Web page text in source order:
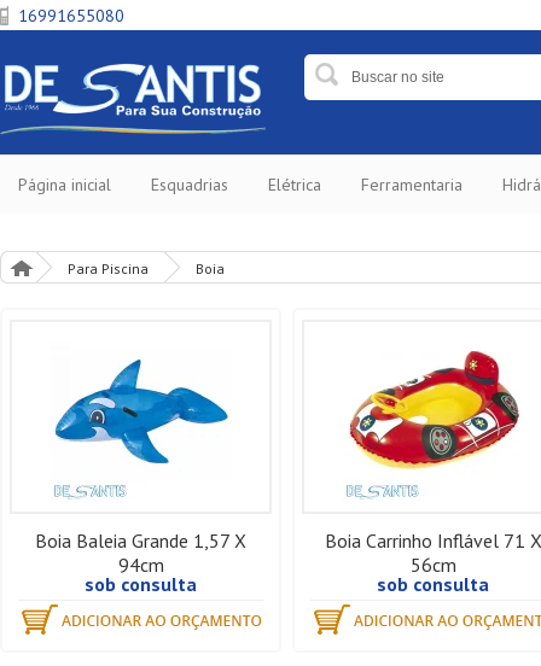
16991655080
Página inicial Esquadrias Elétrica Ferramentaria
Para Piscina Boia
Boia Baleia Grande 1,57 X
94cm
sob consulta
Boia Carrinho Inflável 71 X
56cm
sob consulta